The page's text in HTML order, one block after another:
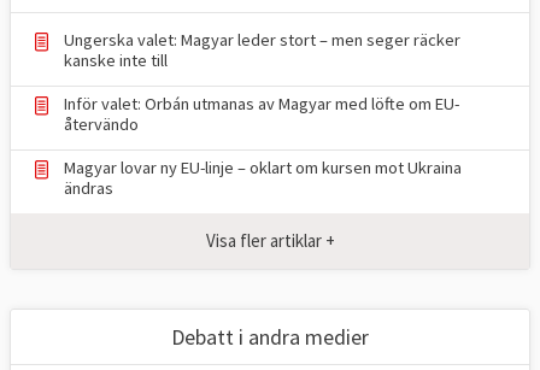
Ungerska valet: Magyar leder stort – men seger räcker
kanske inte till
Inför valet: Orbán utmanas av Magyar med löfte om EU-
återvändo
Magyar lovar ny EU-linje – oklart om kursen mot Ukraina
ändras
Visa fler artiklar +
Debatt i andra medier